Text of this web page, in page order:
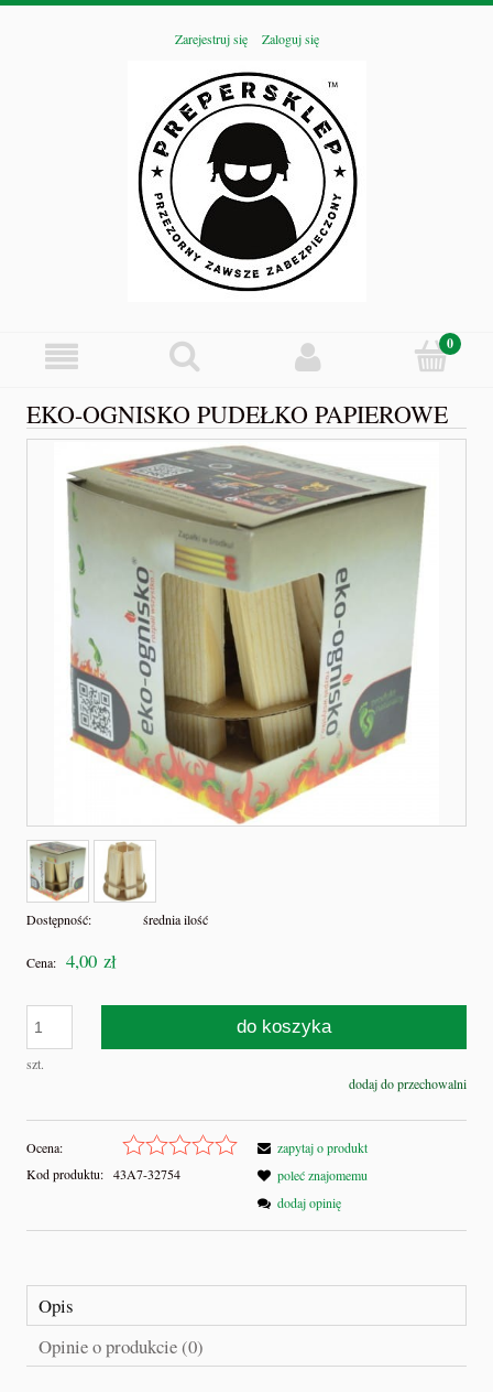
Zarejestruj się Zaloguj się
EKO-OGNISKO PUDEŁKO PAPIEROWE
Dostępność: średnia ilość
Cena: 4,00 zł
szt.
do koszyka
dodaj do przechowalni
Ocena:
Kod produktu: 43A7-32754
zapytaj o produkt
poleć znajomemu
dodaj opinię
Opis
Opinie o produkcie (0)